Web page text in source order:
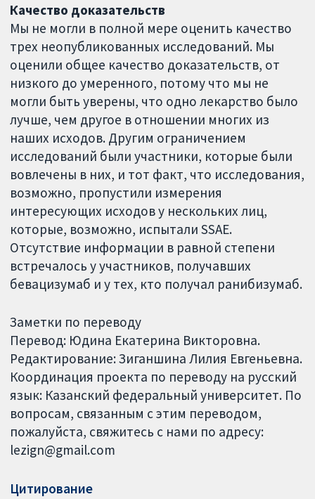
Качество доказательств
Мы не могли в полной мере оценить качество
трех неопубликованных исследований. Мы
оценили общее качество доказательств, от
низкого до умеренного, потому что мы не
могли быть уверены, что одно лекарство было
лучше, чем другое в отношении многих из
наших исходов. Другим ограничением
исследований были участники, которые были
вовлечены в них, и тот факт, что исследования,
возможно, пропустили измерения
интересующих исходов у нескольких лиц,
которые, возможно, испытали SSAE.
Отсутствие информации в равной степени
встречалось у участников, получавших
бевацизумаб и у тех, кто получал ранибизумаб.
Заметки по переводу
Перевод: Юдина Екатерина Викторовна.
Редактирование: Зиганшина Лилия Евгеньевна.
Координация проекта по переводу на русский
язык: Казанский федеральный университет. По
вопросам, связанным с этим переводом,
пожалуйста, свяжитесь с нами по адресу:
lezign@gmail.com
Цитирование